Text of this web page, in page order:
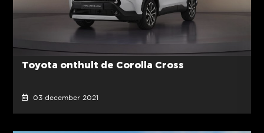
Toyota onthult de Corolla Cross
03 december 2021